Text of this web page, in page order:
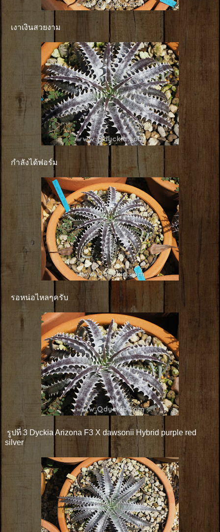
เงาเงินสวยงาม
กำลังได้ฟอร์ม
รอหน่อไหลๆครับ
รูปที่ 3 Dyckia Arizona F3 X dawsonii Hybrid purple red
silver